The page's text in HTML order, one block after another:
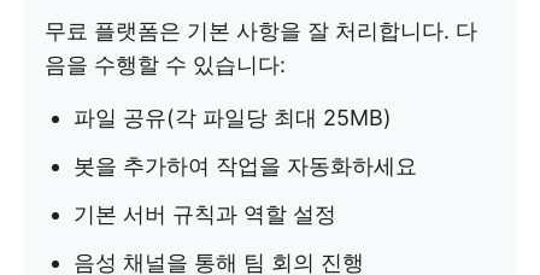
무료 플랫폼은 기본 사항을 잘 처리합니다. 다
음을 수행할 수 있습니다:
파일 공유(각 파일당 최대 25MB)
봇을 추가하여 작업을 자동화하세요
기본 서버 규칙과 역할 설정
음성 채널을 통해 팀 회의 진행